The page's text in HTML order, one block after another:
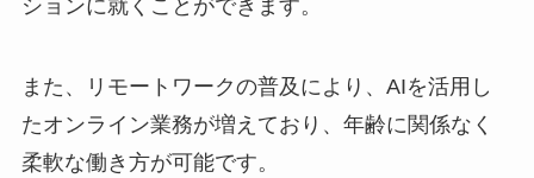
ションに就くことができます。
また、リモートワークの普及により、AIを活用し
たオンライン業務が増えており、年齢に関係なく
柔軟な働き方が可能です。